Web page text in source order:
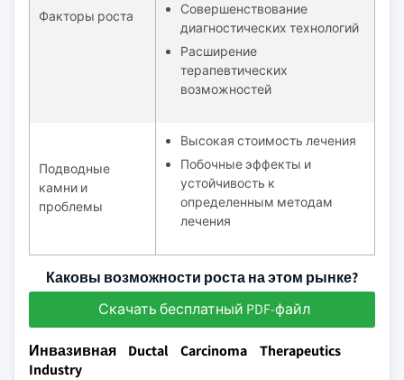
Факторы роста
Совершенствование
диагностических технологий
Расширение
терапевтических
возможностей
Подводные
камни и
проблемы
Высокая стоимость лечения
Побочные эффекты и
устойчивость к
определенным методам
лечения
Каковы возможности роста на этом рынке?
Скачать бесплатный PDF-файл
Инвазивная Ductal Carcinoma Therapeutics
Industry